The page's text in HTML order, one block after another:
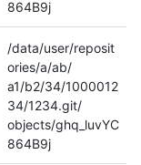
864B9j
/data/user/reposit
ories/a/ab/
a1/b2/34/1000012
34/1234.git/
objects/ghq_luvYC
864B9j